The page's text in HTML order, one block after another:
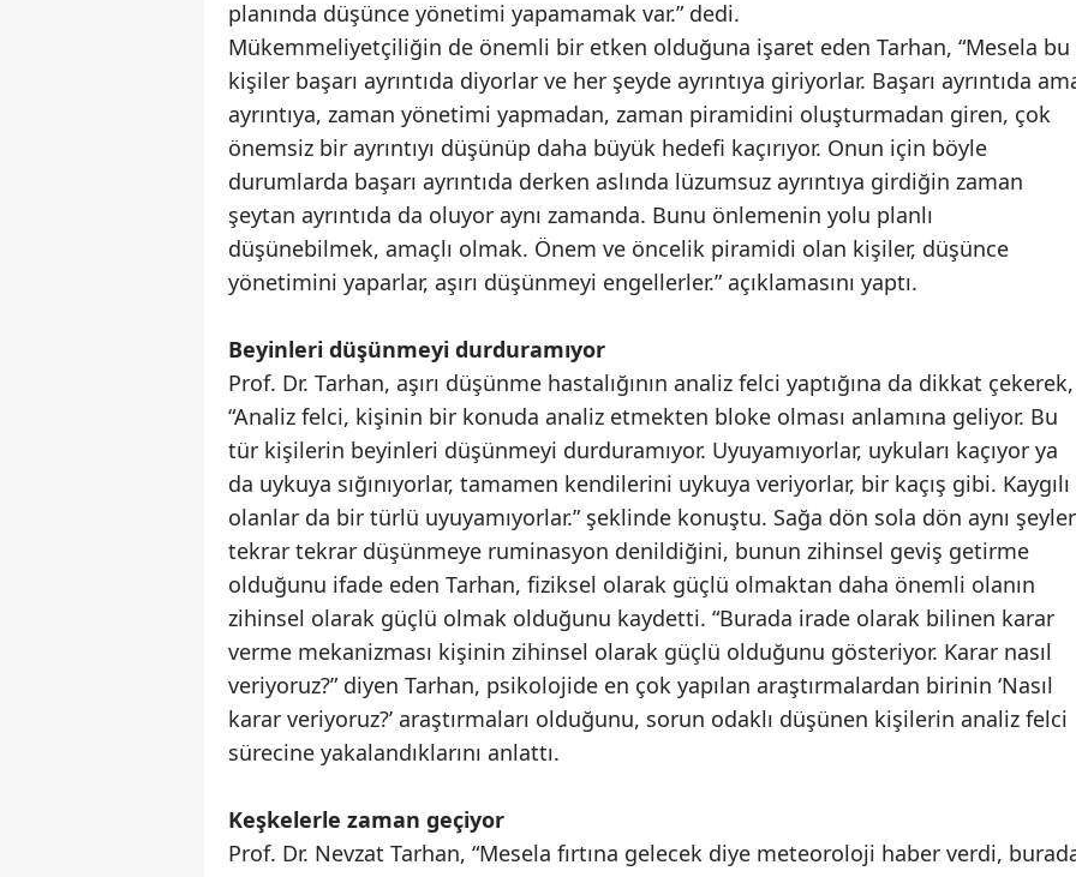
planında düşünce yönetimi yapamamak var.” dedi.
Mükemmeliyetçiliğin de önemli bir etken olduğuna işaret eden Tarhan, “Mesela bu
kişiler başarı ayrıntıda diyorlar ve her şeyde ayrıntıya giriyorlar. Başarı ayrıntıda
ayrıntıya, zaman yönetimi yapmadan, zaman piramidini oluşturmadan giren, çok
önemsiz bir ayrıntıyı düşünüp daha büyük hedefi kaçırıyor. Onun için böyle
durumlarda başarı ayrıntıda derken aslında lüzumsuz ayrıntıya girdiğin zaman
şeytan ayrıntıda da oluyor aynı zamanda. Bunu önlemenin yolu planlı
düşünebilmek, amaçlı olmak. Önem ve öncelik piramidi olan kişiler, düşünce
yönetimini yaparlar, aşırı düşünmeyi engellerler.” açıklamasını yaptı.
Beyinleri düşünmeyi durduramıyor
Prof. Dr. Tarhan, aşırı düşünme hastalığının analiz felci yaptığına da dikkat çekerek,
“Analiz felci, kişinin bir konuda analiz etmekten bloke olması anlamına geliyor. Bu
tür kişilerin beyinleri düşünmeyi durduramıyor. Uyuyamıyorlar, uykuları kaçıyor ya
da uykuya sığınıyorlar, tamamen kendilerini uykuya veriyorlar, bir kaçış gibi. Kaygılı
olanlar da bir türlü uyuyamıyorlar.” şeklinde konuştu. Sağa dön sola dön aynı
tekrar tekrar düşünmeye ruminasyon denildiğini, bunun zihinsel geviş getirme
olduğunu ifade eden Tarhan, fiziksel olarak güçlü olmaktan daha önemli olanın
zihinsel olarak güçlü olmak olduğunu kaydetti. “Burada irade olarak bilinen karar
verme mekanizması kişinin zihinsel olarak güçlü olduğunu gösteriyor. Karar nasıl
veriyoruz?” diyen Tarhan, psikolojide en çok yapılan araştırmalardan birinin ‘Nasıl
karar veriyoruz?’ araştırmaları olduğunu, sorun odaklı düşünen kişilerin analiz felci
sürecine yakalandıklarını anlattı.
Keşkelerle zaman geçiyor
Prof. Dr. Nevzat Tarhan, “Mesela fırtına gelecek diye meteoroloji haber verdi,